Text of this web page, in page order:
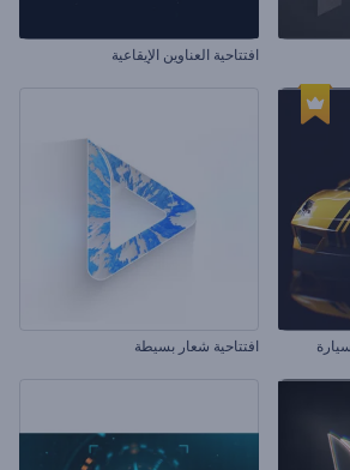
افتتاحية العناوين الإيقاعية
افتتاحية شعار بسيطة